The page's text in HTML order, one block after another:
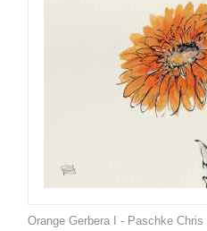
Orange Gerbera I - Paschke Chris